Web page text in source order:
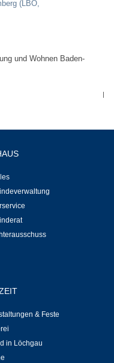
(LBO,
und Wohnen Baden-
|
& Feste
in Löchgau